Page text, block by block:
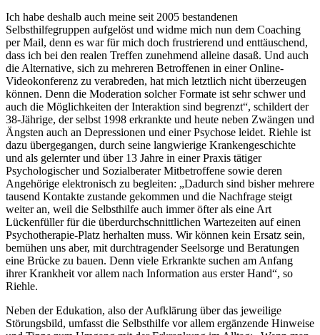
Ich habe deshalb auch meine seit 2005 bestandenen
Selbsthilfegruppen aufgelöst und widme mich nun dem Coaching
per Mail, denn es war für mich doch frustrierend und enttäuschend,
dass ich bei den realen Treffen zunehmend alleine dasaß. Und auch
die Alternative, sich zu mehreren Betroffenen in einer Online-
Videokonferenz zu verabreden, hat mich letztlich nicht überzeugen
können. Denn die Moderation solcher Formate ist sehr schwer und
auch die Möglichkeiten der Interaktion sind begrenzt“, schildert der
38-Jährige, der selbst 1998 erkrankte und heute neben Zwängen und
Ängsten auch an Depressionen und einer Psychose leidet. Riehle ist
dazu übergegangen, durch seine langwierige Krankengeschichte
und als gelernter und über 13 Jahre in einer Praxis tätiger
Psychologischer und Sozialberater Mitbetroffene sowie deren
Angehörige elektronisch zu begleiten: „Dadurch sind bisher mehrere
tausend Kontakte zustande gekommen und die Nachfrage steigt
weiter an, weil die Selbsthilfe auch immer öfter als eine Art
Lückenfüller für die überdurchschnittlichen Wartezeiten auf einen
Psychotherapie-Platz herhalten muss. Wir können kein Ersatz sein,
bemühen uns aber, mit durchtragender Seelsorge und Beratungen
eine Brücke zu bauen. Denn viele Erkrankte suchen am Anfang
ihrer Krankheit vor allem nach Information aus erster Hand“, so
Riehle.
Neben der Edukation, also der Aufklärung über das jeweilige
Störungsbild, umfasst die Selbsthilfe vor allem ergänzende Hinweise